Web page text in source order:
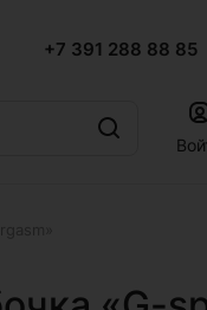
+7 391 288 88 85